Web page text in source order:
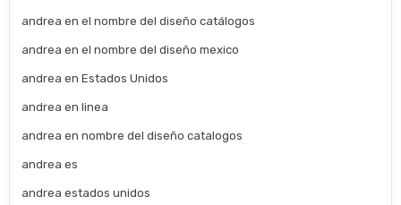
andrea en el nombre del diseño catálogos
andrea en el nombre del diseño mexico
andrea en Estados Unidos
andrea en linea
andrea en nombre del diseño catalogos
andrea es
andrea estados unidos